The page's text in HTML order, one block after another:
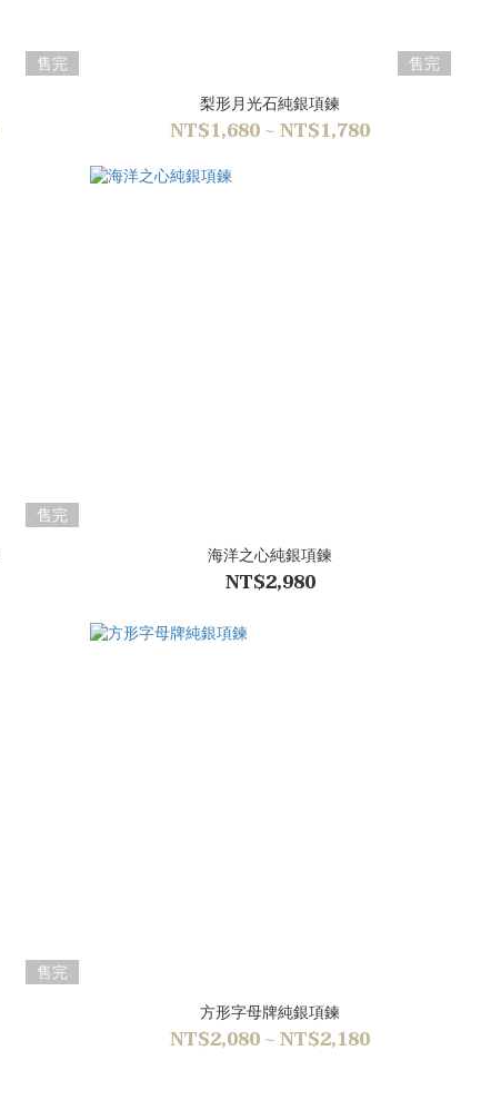
售完 售完
梨形月光石純銀項鍊
NT$1,680 ~ NT$1,780
售完
海洋之心純銀項鍊
NT$2,980
售完
方形字母牌純銀項鍊
NT$2,080 ~ NT$2,180